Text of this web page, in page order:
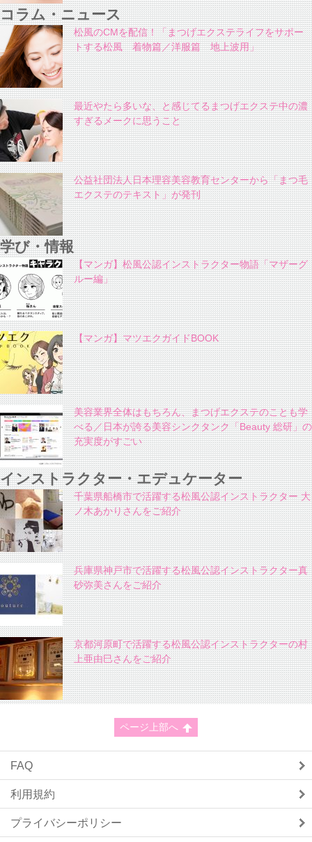
コラム・ニュース
松風のCMを配信！「まつげエクステライフをサポー
トする松風 着物篇／洋服篇 地上波用」
最近やたら多いな、と感じてるまつげエクステ中の濃
すぎるメークに思うこと
公益社団法人日本理容美容教育センターから「まつ毛
エクステのテキスト」が発刊
学び・情報
【マンガ】松風公認インストラクター物語「マザーグ
ルー編」
【マンガ】マツエクガイドBOOK
美容業界全体はもちろん、まつげエクステのことも学
べる／日本が誇る美容シンクタンク「Beauty 総研」の
充実度がすごい
インストラクター・エデュケーター
千葉県船橋市で活躍する松風公認インストラクター 大
ノ木あかりさんをご紹介
兵庫県神戸市で活躍する松風公認インストラクター真
砂弥美さんをご紹介
京都河原町で活躍する松風公認インストラクターの村
上亜由巳さんをご紹介
ページ上部へ
FAQ
利用規約
プライバシーポリシー